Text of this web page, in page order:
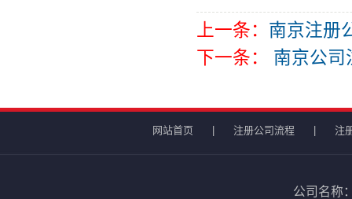
上一条： 南京注册
下一条：
南京公司
网站首页 注册公司流程 注
公司名称